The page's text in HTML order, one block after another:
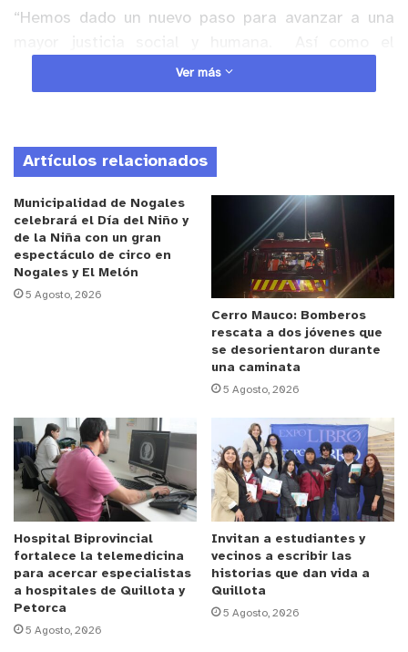
“Hemos dado un nuevo paso para avanzar a una
Presidente Boric anunció la eliminación del copago
de los tramos C y D de Fonasa, nosotros estamos
país, que en el día de hoy tienen deudas en el
sistema de salud pública precisamente por haber
estado en los tramos C y D”, explicó el diputado
Bianchi.
El parlamentario indicó que “estamos muy
satisfechos con el contundente apoyo transversal
que hemos tenido por parte de la Sala de la
Cámara, y esperamos que Presidente de la
República acoja esta solicitud dentro de la
propuesta que ha hecho el gobierno de “Copago
Cero”.
Por su parte, uno de los firmantes de la iniciativa,
el diputado independiente Héctor Ulloa, señaló que
«queremos dejar en claro que terminar con el
copago en los tramos C y D es una política pública
muy importante e innovadora que apunta al bolsillo
de los que menos tienen. Sin embargo, también es
Ver más
Artículos relacionados
Municipalidad de Nogales
celebrará el Día del Niño y
de la Niña con un gran
espectáculo de circo en
Nogales y El Melón
5 Agosto, 2026
Cerro Mauco: Bomberos
rescata a dos jóvenes que
se desorientaron durante
una caminata
5 Agosto, 2026
Hospital Biprovincial
fortalece la telemedicina
para acercar especialistas
a hospitales de Quillota y
Petorca
5 Agosto, 2026
Invitan a estudiantes y
vecinos a escribir las
historias que dan vida a
Quillota
5 Agosto, 2026